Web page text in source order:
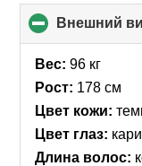
Внешний
Вес: 96 кг
Рост: 178 см
Цвет кожи:
Цвет глаз:
Длина волос: